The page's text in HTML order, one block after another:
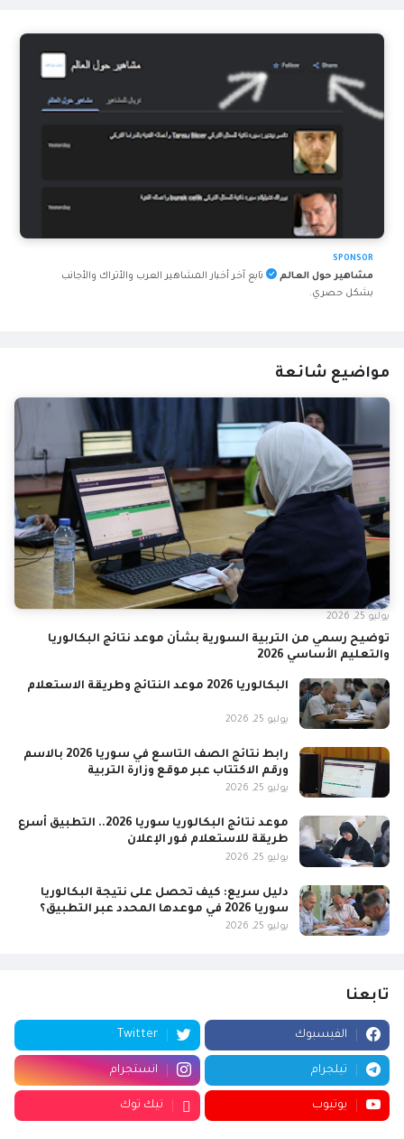
SPONSOR
مشاهير حول العالم
تابع آخر أخبار المشاهير العرب والأتراك والأجانب
بشكل حصري.
مواضيع شائعة
توضيح رسمي من التربية السورية بشأن موعد نتائج البكالوريا
والتعليم الأساسي 2026
يوليو 25, 2026
البكالوريا 2026 موعد النتائج وطريقة الاستعلام
يوليو 25, 2026
رابط نتائج الصف التاسع في سوريا 2026 بالاسم
ورقم الاكتتاب عبر موقع وزارة التربية
يوليو 25, 2026
موعد نتائج البكالوريا سوريا 2026.. التطبيق أسرع
طريقة للاستعلام فور الإعلان
يوليو 25, 2026
دليل سريع: كيف تحصل على نتيجة البكالوريا
سوريا 2026 في موعدها المحدد عبر التطبيق؟
يوليو 25, 2026
تابعنا
الفيسبوك Twitter
تيلجرام انستجرام
يوتيوب تيك توك